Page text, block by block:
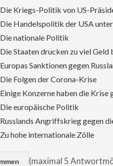
Die Kriegs-Politik von US-
Die Handelspolitik der USA
Die nationale Politik
Die Staaten drucken zu viel Geld
Europas Sanktionen gegen
Die Folgen der Corona-Krise
Einige Konzerne haben die Krise
Die europäische Politik
Russlands Angriffskrieg gegen
Zu hohe internationale Zölle
(maximal 5